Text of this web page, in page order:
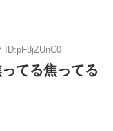
ID:pF8jZUnC0
てる焦ってる